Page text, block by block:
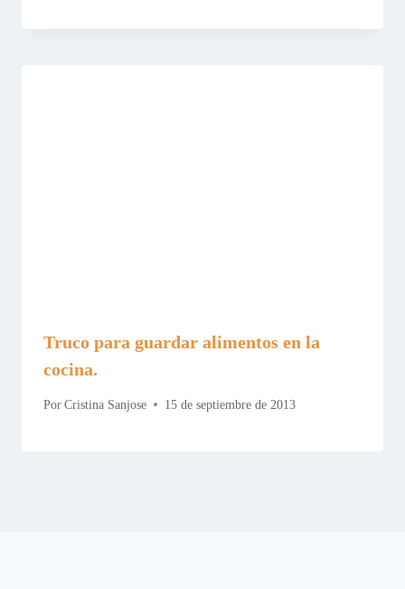
Truco para guardar alimentos en la
cocina.
Por Cristina Sanjose 15 de septiembre de 2013